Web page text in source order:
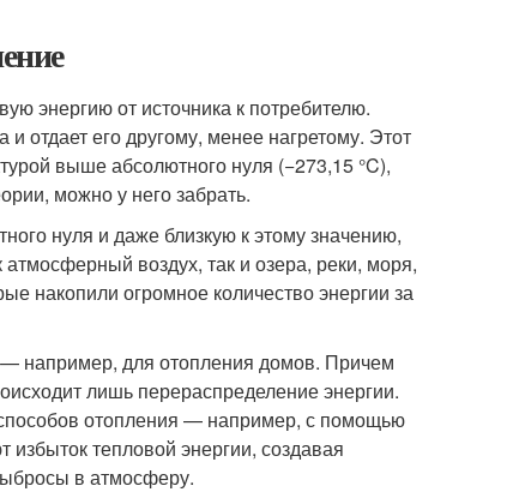
энергию от источника к потребителю.
и отдает его другому, менее нагретому. Этот
выше абсолютного нуля (−273,15 °C),
можно у него забрать.
нуля и даже близкую к этому значению,
воздух, так и озера, реки, моря,
накопили огромное количество энергии за
например, для отопления домов. Причем
лишь перераспределение энергии.
отопления — например, с помощью
избыток тепловой энергии, создавая
в атмосферу.